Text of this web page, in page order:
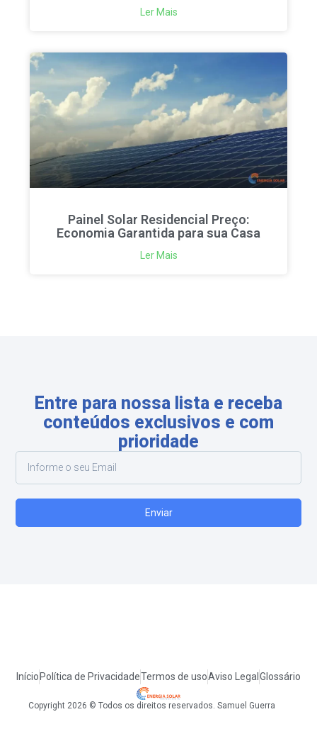
Ler Mais
Painel Solar Residencial Preço:
Economia Garantida para sua Casa
Ler Mais
Entre para nossa lista e receba
conteúdos exclusivos e com
prioridade
Enviar
Início Política de PrivacidadeTermos de usoAviso Legal Glossário
Copyright 2026 © Todos os direitos reservados. Samuel Guerra